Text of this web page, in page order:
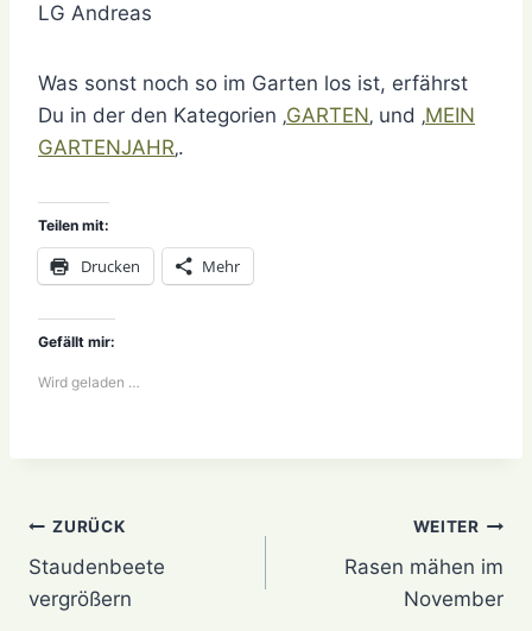
LG Andreas
Was sonst noch so im Garten los ist, erfährst
Du in der den Kategorien ‚GARTEN‚ und ‚MEIN
GARTENJAHR‚.
Teilen mit:
Drucken Mehr
Gefällt mir:
Wird geladen …
Beitragsnavigation
ZURÜCK
Staudenbeete
vergrößern
WEITER
Rasen mähen im
November